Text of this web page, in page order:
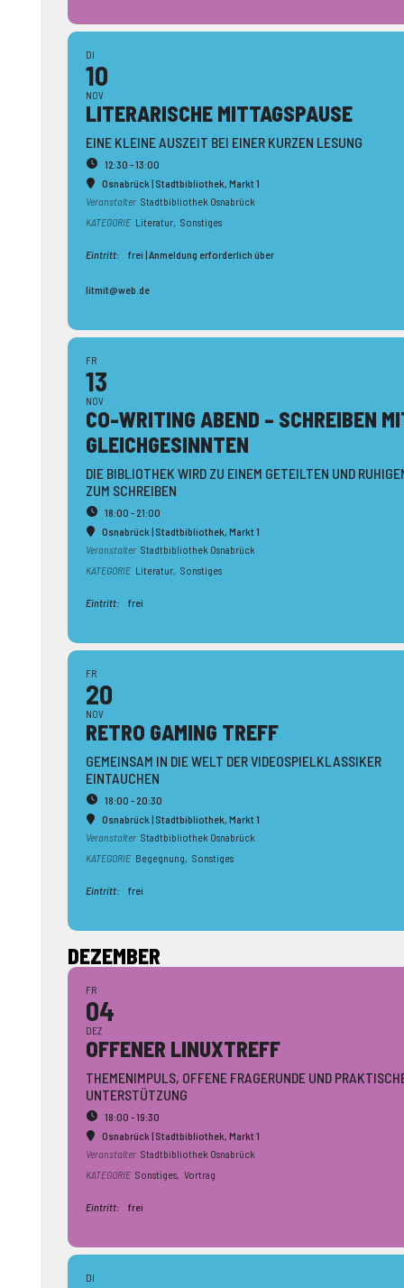
DI
10
NOV
LITERA­RISCHE MITTAGS­PAUSE
EINE KLEINE AUSZEIT BEI EINER KURZEN LESUNG
12:30 - 13:00
Osnabrück | Stadtbibliothek, Markt 1
Veranstalter Stadtbibliothek Osnabrück
KATEGORIE Literatur, Sonstiges
Eintritt: frei | Anmeldung erforderlich über
litmit@web.de
FR
13
NOV
CO-WRITING ABEND – SCHREIBEN
GLEICH­GESINNTEN
DIE BIBLIOTHEK WIRD ZU EINEM GETEILTEN UND
ZUM SCHREIBEN
18:00 - 21:00
Osnabrück | Stadtbibliothek, Markt 1
Veranstalter Stadtbibliothek Osnabrück
KATEGORIE Literatur, Sonstiges
Eintritt: frei
FR
20
NOV
RETRO GAMING TREFF
GEMEINSAM IN DIE WELT DER VIDEOSPIELKLASSIKER
EINTAUCHEN
18:00 - 20:30
Osnabrück | Stadtbibliothek, Markt 1
Veranstalter Stadtbibliothek Osnabrück
KATEGORIE Begegnung, Sonstiges
Eintritt: frei
DEZEMBER
FR
04
DEZ
OFFENER LINUXTREFF
THEMENIMPULS, OFFENE FRAGERUNDE UND
UNTERSTÜTZUNG
18:00 - 19:30
Osnabrück | Stadtbibliothek, Markt 1
Veranstalter Stadtbibliothek Osnabrück
KATEGORIE Sonstiges, Vortrag
Eintritt: frei
DI